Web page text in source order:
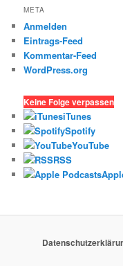
META
Anmelden
Eintrags-Feed
Kommentar-Feed
WordPress.org
Keine Folge verpassen
iTunes
Spotify
YouTube
RSS